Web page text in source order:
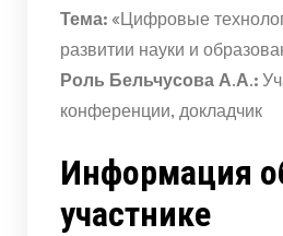
Тема:«Цифровые
развитии науки и
Роль Бельчусова А.А.:
конференции, докладчик
Информация
участнике